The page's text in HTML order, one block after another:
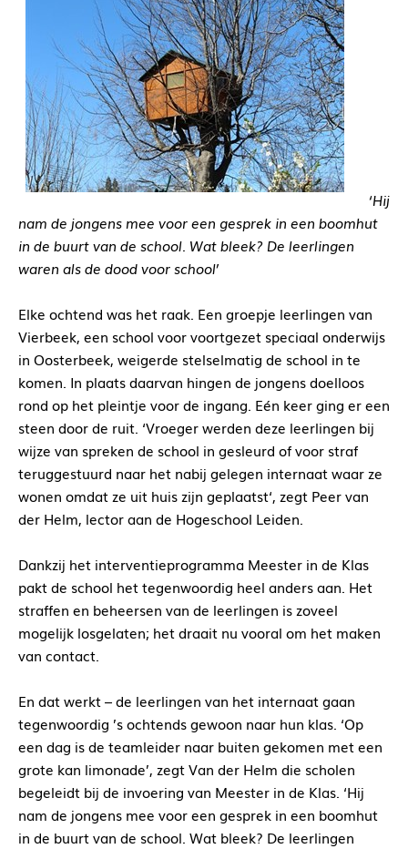
‘Hij
nam de jongens mee voor een gesprek in een boomhut
in de buurt van de school. Wat bleek? De leerlingen
waren als de dood voor school’
Elke ochtend was het raak. Een groepje leerlingen van
Vierbeek, een school voor voortgezet speciaal onderwijs
in Oosterbeek, weigerde stelselmatig de school in te
komen. In plaats daarvan hingen de jongens doelloos
rond op het pleintje voor de ingang. Eén keer ging er een
steen door de ruit. ‘Vroeger werden deze leerlingen bij
wijze van spreken de school in gesleurd of voor straf
teruggestuurd naar het nabij gelegen internaat waar ze
wonen omdat ze uit huis zijn geplaatst‘, zegt Peer van
der Helm, lector aan de Hogeschool Leiden.
Dankzij het interventieprogramma Meester in de Klas
pakt de school het tegenwoordig heel anders aan. Het
straffen en beheersen van de leerlingen is zoveel
mogelijk losgelaten; het draait nu vooral om het maken
van contact.
En dat werkt – de leerlingen van het internaat gaan
tegenwoordig ’s ochtends gewoon naar hun klas. ‘Op
een dag is de teamleider naar buiten gekomen met een
grote kan limonade’, zegt Van der Helm die scholen
begeleidt bij de invoering van Meester in de Klas. ‘Hij
nam de jongens mee voor een gesprek in een boomhut
in de buurt van de school. Wat bleek? De leerlingen